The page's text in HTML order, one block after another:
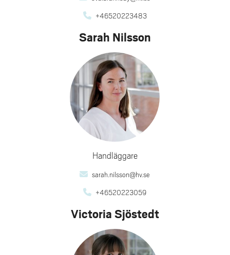
+46520223483
Sarah Nilsson
Handläggare
sarah.nilsson@hv.se
+46520223059
Victoria Sjöstedt